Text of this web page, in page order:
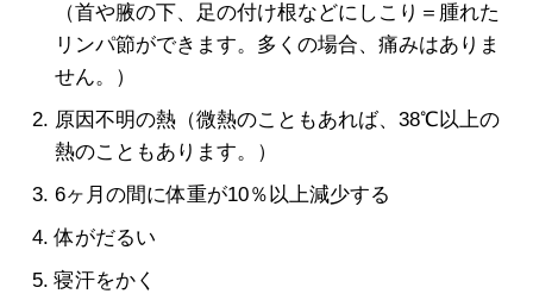
（首や腋の下、足の付け根などにしこり＝腫れた
リンパ節ができます。多くの場合、痛みはありま
せん。）
原因不明の熱（微熱のこともあれば、38℃以上の
熱のこともあります。）
6ヶ月の間に体重が10％以上減少する
体がだるい
寝汗をかく